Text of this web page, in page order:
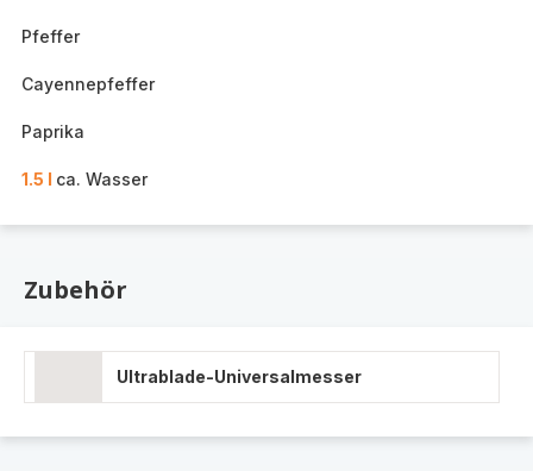
Pfeffer
Cayennepfeffer
Paprika
1.5 l ca. Wasser
Zubehör
Ultrablade-Universalmesser